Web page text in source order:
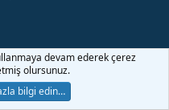
devam ederek çerez
olursunuz.
bilgi edin…